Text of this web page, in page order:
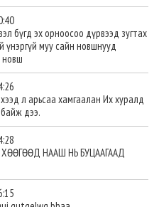
бүгд эх орноосоо дүрвээд зугтах
муу сайн новшнууд
новш
л арьсаа хамгаалан Их хуралд
дээ.
НААШ НЬ БУЦААГААД